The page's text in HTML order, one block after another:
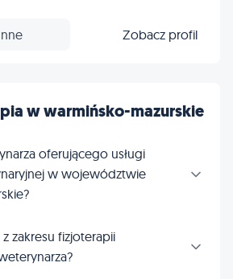
Zobacz profil
w warmińsko-mazurskie
oferującego usługi
w województwie
z zakresu fizjoterapii